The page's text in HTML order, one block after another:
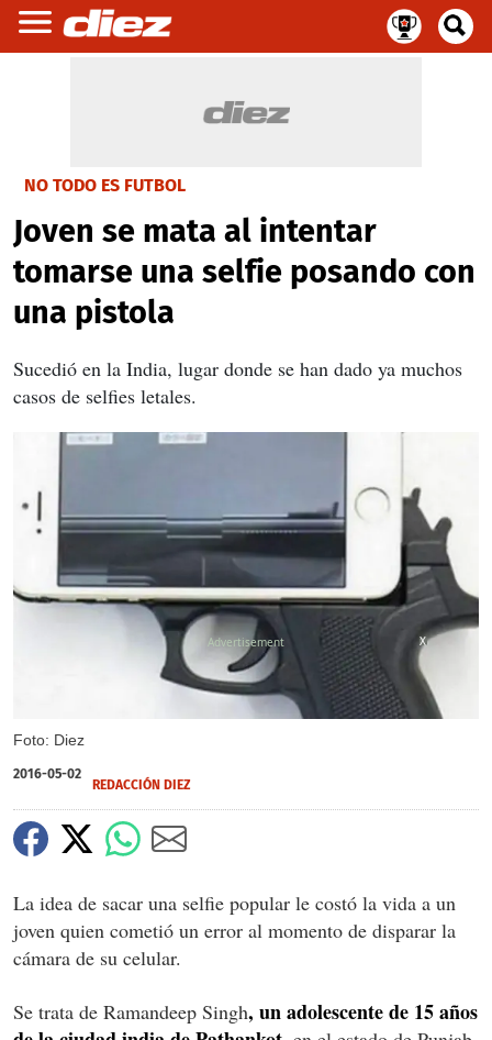
NO TODO ES FUTBOL
Joven se mata al intentar
tomarse una selfie posando con
una pistola
Sucedió en la India, lugar donde se han dado ya muchos
casos de selfies letales.
Foto: Diez
X
2016-05-02
REDACCIÓN DIEZ
La idea de sacar una selfie popular le costó la vida a un
joven quien cometió un error al momento de disparar la
cámara de su celular.
Se trata de Ramandeep Singh, un adolescente de 15 años